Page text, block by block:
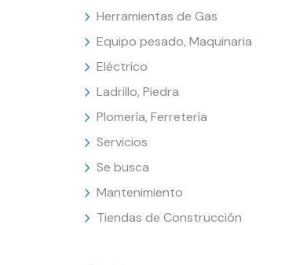
Herramientas de Gas
Equipo pesado, Maquinaria
Eléctrico
Ladrillo, Piedra
Plomería, Ferretería
Servicios
Se busca
Mantenimiento
Tiendas de Construcción